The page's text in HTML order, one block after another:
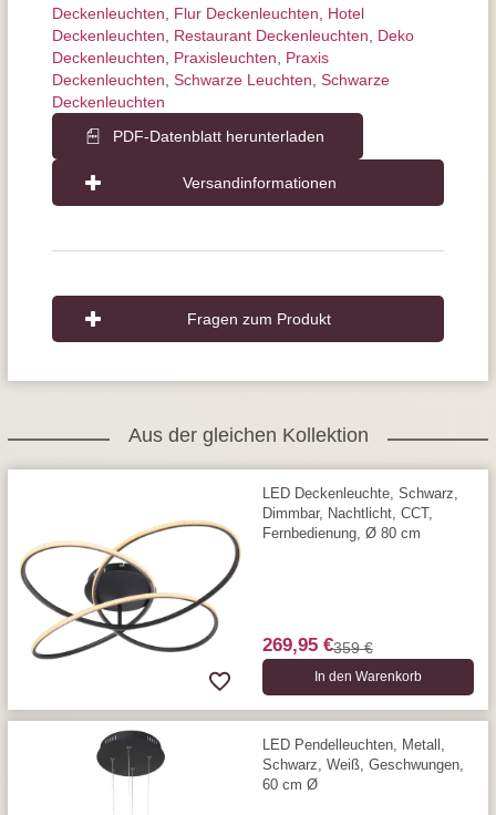
Deckenleuchten
Flur Deckenleuchten
Hotel
Deckenleuchten
Restaurant Deckenleuchten
Deko
Deckenleuchten
Praxisleuchten
Praxis
Deckenleuchten Schwarze Leuchten Schwarze
Deckenleuchten
PDF-Datenblatt herunterladen
Versandinformationen
Fragen zum Produkt
Aus der gleichen Kollektion
LED Deckenleuchte, Schwarz,
Dimmbar, Nachtlicht, CCT,
Fernbedienung, Ø 80 cm
269,95 €359 €
In den Warenkorb
LED Pendelleuchten, Metall,
Schwarz, Weiß, Geschwungen,
60 cm Ø